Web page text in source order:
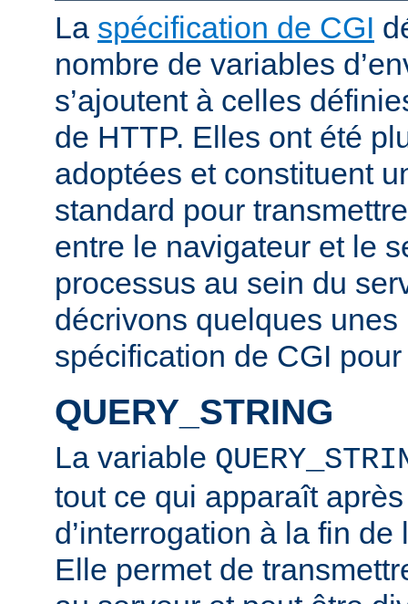
La spécification de CGI
nombre de variables
s’ajoutent à celles
de HTTP. Elles ont été
adoptées et constituent
standard pour
entre le navigateur et le
processus au sein du
décrivons quelques
spécification de CGI
QUERY_STRING
La variable
tout ce qui apparaît
d’interrogation à la fin de
Elle permet de